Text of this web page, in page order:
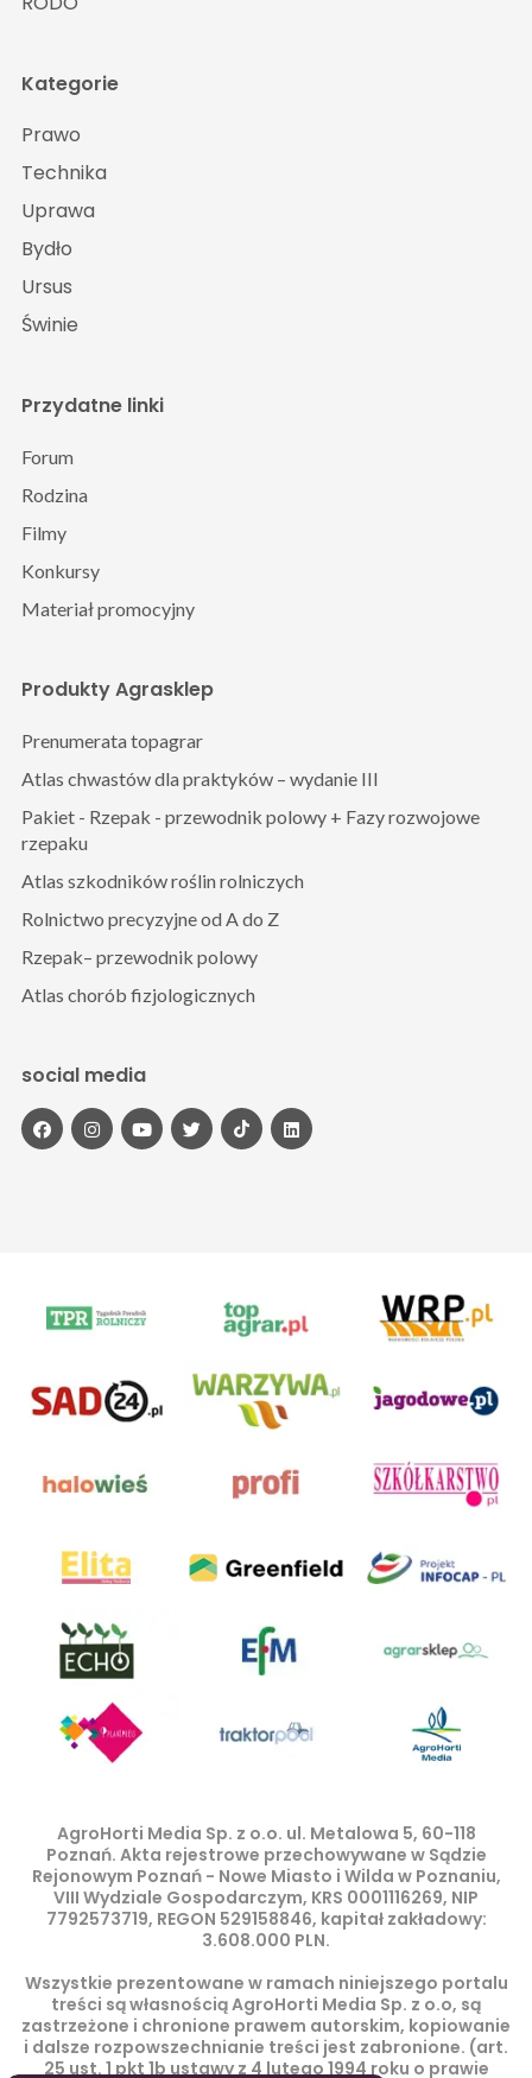
Kategorie
Prawo
Technika
Uprawa
Bydło
Ursus
Świnie
Produkty Agrasklep
Prenumerata topagrar
Atlas chwastów dla praktyków – wydanie III
Pakiet - Rzepak - przewodnik polowy + Fazy rozwojowe
rzepaku
Atlas szkodników roślin rolniczych
Rolnictwo precyzyjne od A do Z
Rzepak– przewodnik polowy
Atlas chorób fizjologicznych
Przydatne linki
Forum
Rodzina
Filmy
Konkursy
Materiał promocyjny
social media
AgroHorti Media Sp. z o.o. ul. Metalowa 5, 60-118
Poznań. Akta rejestrowe przechowywane w Sądzie
Rejonowym Poznań - Nowe Miasto i Wilda w Poznaniu,
VIII Wydziale Gospodarczym, KRS 0001116269, NIP
7792573719, REGON 529158846, kapitał zakładowy:
3.608.000 PLN.
Wszystkie prezentowane w ramach niniejszego portalu
treści są własnością AgroHorti Media Sp. z o.o, są
zastrzeżone i chronione prawem autorskim, kopiowanie
i dalsze rozpowszechnianie treści jest zabronione. (art.
25 ust. 1 pkt 1b ustawy z 4 lutego 1994 roku o prawie